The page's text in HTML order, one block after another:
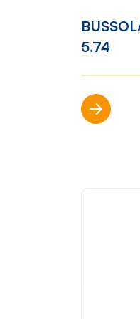
5.74
Scopri di